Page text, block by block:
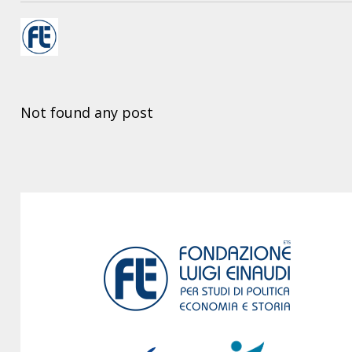
Not found any post